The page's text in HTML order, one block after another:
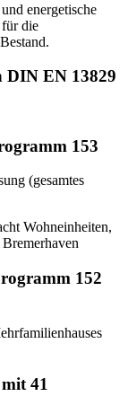
energetische
die
DIN EN 13829
153
(gesamtes
Wohneinheiten,
152
41